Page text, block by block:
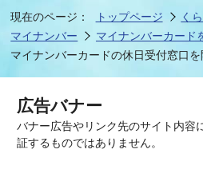
現在のページ： トップページ
く
マイナンバー
マイナンバーカード
マイナンバーカードの休日受付窓口を
広告バナー
バナー広告やリンク先のサイト内容
証するものではありません。